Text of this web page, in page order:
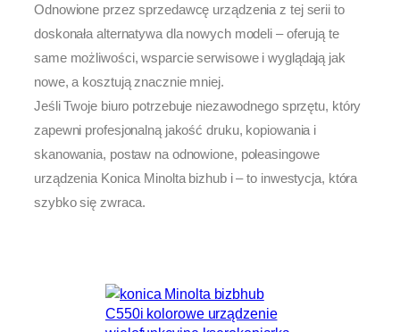
Odnowione przez sprzedawcę urządzenia z tej serii to
doskonała alternatywa dla nowych modeli – oferują te
same możliwości, wsparcie serwisowe i wyglądają jak
nowe, a kosztują znacznie mniej.
Jeśli Twoje biuro potrzebuje niezawodnego sprzętu, który
zapewni profesjonalną jakość druku, kopiowania i
skanowania, postaw na odnowione, poleasingowe
urządzenia Konica Minolta bizhub i – to inwestycja, która
szybko się zwraca.